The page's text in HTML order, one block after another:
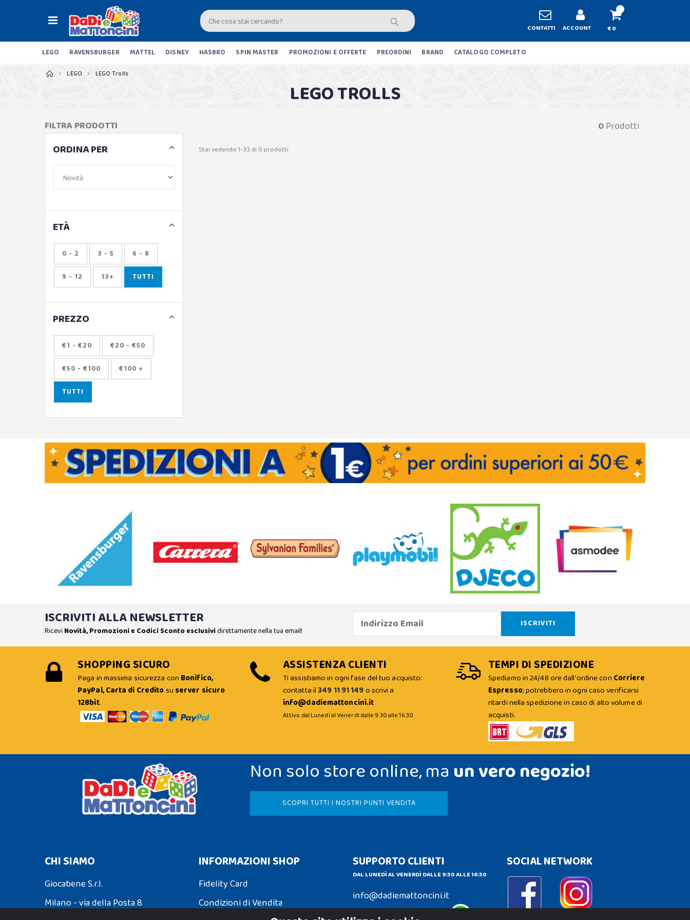
CONTATTI ACCOUNT € 0
LEGO RAVENSBURGER MATTEL DISNEY HASBRO SPIN MASTER PROMOZIONI E OFFERTE PREORDINI BRAND CATALOGO COMPLETO
LEGO LEGO Trolls
LEGO TROLLS
0Prodotti
Stai vedendo 1-33 di 0 prodotti
FILTRA PRODOTTI
ORDINA PER
ETÀ
0 - 2 3 - 5 6 - 8
9 - 12 13+ TUTTI
PREZZO
€1 - €20 €20 - €50
€50 - €100 €100 +
TUTTI
ISCRIVITI ALLA NEWSLETTER
Ricevi Novità, Promozioni e Codici Sconto esclusividirettamente nella tua email!
SHOPPING SICURO
Paga in massima sicurezza con Bonifico,
PayPal, Carta di Creditosu server sicuro
128bit.
ASSISTENZA CLIENTI
Ti assistiamo in ogni fase del tuo acquisto:
contatta il349 11 91 149o scrivi a
info@dadiemattoncini.it
Attivo dal Lunedì al Venerdì dalle 9:30 alle 16:30
TEMPI DI SPEDIZIONE
Spediamo in 24/48 ore dall'ordine con Corriere
Espresso; potrebbero in ogni caso verificarsi
ritardi nella spedizione in caso di alto volume di
acquisti.
Non solo store online, ma un vero negozio!
SCOPRI TUTTI I NOSTRI PUNTI VENDITA
CHI SIAMO
Giocabene S.r.l.
Milano - via della Posta 8
INFORMAZIONI SHOP
Fidelity Card
Condizioni di Vendita
SUPPORTO CLIENTI
DAL LUNEDÌ AL VENERDÌ DALLE 9:30 ALLE 16:30
info@dadiemattoncini.it
Contattaci su Whatsapp
SOCIAL NETWORK